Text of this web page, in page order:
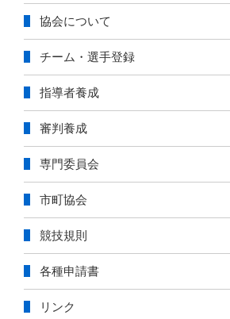
ー
協会について
チーム・選手登録
指導者養成
審判養成
専門委員会
市町協会
競技規則
各種申請書
リンク